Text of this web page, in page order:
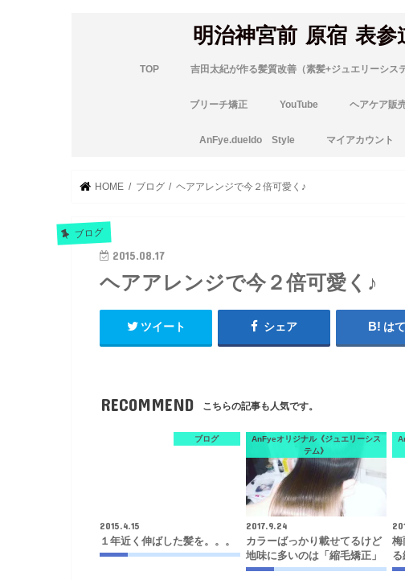
明治神宮前 原宿 表
TOP 吉田太紀が作る髪質改善（素髪+ジュエリーシス
ブリーチ矯正 YouTube ヘアケア販
AnFye.dueldo Style マイアカウント
HOME ブログ ヘアアレンジで今２倍可愛く♪
ブログ
2015.08.17
ヘアアレンジで今２倍可愛く♪
ツイート シェア は
RECOMMEND こちらの記事も人気です。
ブログ
2015.4.15
１年近く伸ばした髪を。。。
AnFyeオリジナル《ジュエリーシス
テム》
2017.9.24
カラーばっかり載せてるけど
地味に多いのは「縮毛矯正」
梅
る